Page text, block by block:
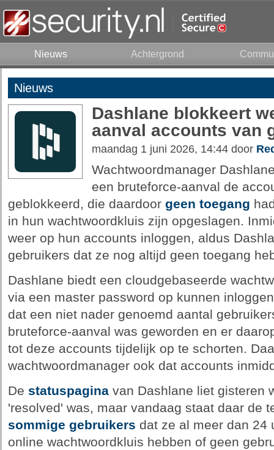
Nieuws Achtergrond
Nieuws
Dashlane blokkeert
aanval accounts van
maandag 1 juni 2026, 14:44 door
Wachtwoordmanager
een bruteforce-aanval de
geblokkeerd, die daardoor geen toegang
in hun wachtwoordkluis zijn opgeslagen.
weer op hun accounts inloggen, aldus
gebruikers dat ze nog altijd geen toegang
Dashlane biedt een cloudgebaseerde
via een master password op kunnen
dat een niet nader genoemd aantal
bruteforce-aanval was geworden en er
tot deze accounts tijdelijk op te schorten.
wachtwoordmanager ook dat accounts
De statuspaginavan Dashlane liet gisteren
'resolved' was, maar vandaag staat daar de
sommige gebruikers dat ze al meer dan 24
online wachtwoordkluis hebben of geen